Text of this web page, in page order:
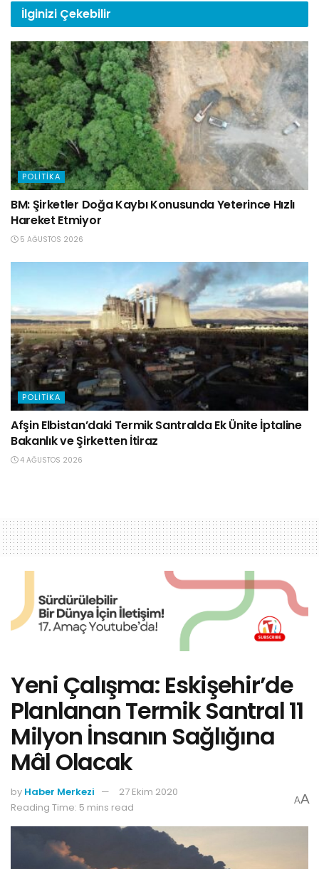
İlginizi Çekebilir
POLITIKA
BM: Şirketler Doğa Kaybı Konusunda Yeterince Hızlı
Hareket Etmiyor
5 AĞUSTOS 2026
POLITIKA
Afşin Elbistan’daki Termik Santralda Ek Ünite İptaline
Bakanlık ve Şirketten İtiraz
4 AĞUSTOS 2026
Yeni Çalışma: Eskişehir’de
Planlanan Termik Santral 11
Milyon İnsanın Sağlığına
Mâl Olacak
by Haber Merkezi
27 Ekim 2020
Reading Time: 5 mins read
AA